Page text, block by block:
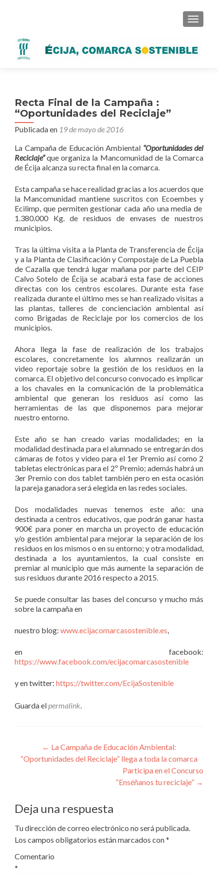
Recta Final de la Campaña :
“Oportunidades del Reciclaje”
Publicada en 19 de mayo de 2016
La Campaña de Educación Ambiental “Oportunidades del
Reciclaje”que organiza la Mancomunidad de la Comarca
de Écija alcanza su recta final en la comarca.
Esta campaña se hace realidad gracias a los acuerdos que
la Mancomunidad mantiene suscritos con Ecoembes y
Ecilimp, que permiten gestionar cada año una media de
1.380.000 Kg. de residuos de envases de nuestros
municipios.
Tras la última visita a la Planta de Transferencia de Écija
y a la Planta de Clasificación y Compostaje de La Puebla
de Cazalla que tendrá lugar mañana por parte del CEIP
Calvo Sotelo de Écija se acabará esta fase de acciones
directas con los centros escolares. Durante esta fase
realizada durante el último mes se han realizado visitas a
las plantas, talleres de concienciación ambiental así
como Brigadas de Reciclaje por los comercios de los
municipios.
Ahora llega la fase de realización de los trabajos
escolares, concretamente los alumnos realizarán un
video reportaje sobre la gestión de los residuos en la
comarca. El objetivo del concurso convocado es implicar
a los chavales en la comunicación de la problemática
ambiental que generan los residuos así como las
herramientas de las que disponemos para mejorar
nuestro entorno.
Este año se han creado varias modalidades; en la
modalidad destinada para el alumnado se entregarán dos
cámaras de fotos y video para el 1er Premio así como 2
tabletas electrónicas para el 2º Premio; además habrá un
3er Premio con dos tablet también pero en esta ocasión
la pareja ganadora será elegida en las redes sociales.
Dos modalidades nuevas tenemos este año: una
destinada a centros educativos, que podrán ganar hasta
900€ para poner en marcha un proyecto de educación
y/o gestión ambiental para mejorar la separación de los
residuos en los mismos o en su entorno; y otra modalidad,
destinada a los ayuntamientos, la cual consiste en
premiar al municipio que más aumente la separación de
sus residuos durante 2016 respecto a 2015.
Se puede consultar las bases del concurso y mucho más
sobre la campaña en
nuestro blog: www.ecijacomarcasostenible.es,
en facebook:
https://www.facebook.com/ecijacomarcasostenible
y en twitter: https://twitter.com/EcijaSostenible
Guarda elpermalink.
Navegación
de
← La Campaña de Educación Ambiental:
“Oportunidades del Reciclaje” llega a toda la comarca
Participa en el Concurso
“Enséñanos tu reciclaje” →
Deja una respuesta
Tu dirección de correo electrónico no será publicada.
Los campos obligatorios están marcados con*
Comentario
*